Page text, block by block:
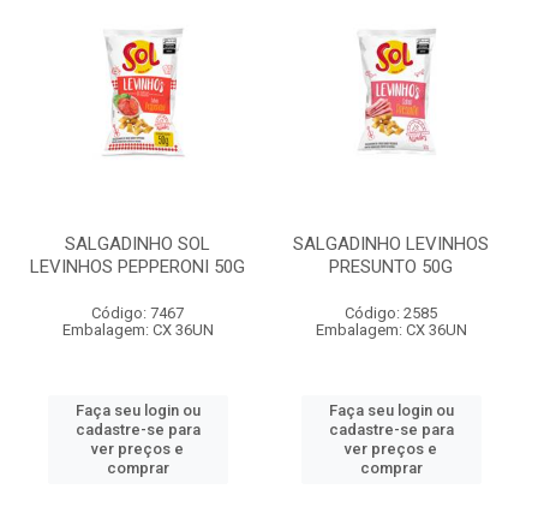
SALGADINHO SOL
LEVINHOS PEPPERONI 50G
Código: 7467
Embalagem: CX 36UN
Faça seu login ou
cadastre-se para
ver preços e
comprar
SALGADINHO LEVINHOS
PRESUNTO 50G
Código: 2585
Embalagem: CX 36UN
Faça seu login ou
cadastre-se para
ver preços e
comprar